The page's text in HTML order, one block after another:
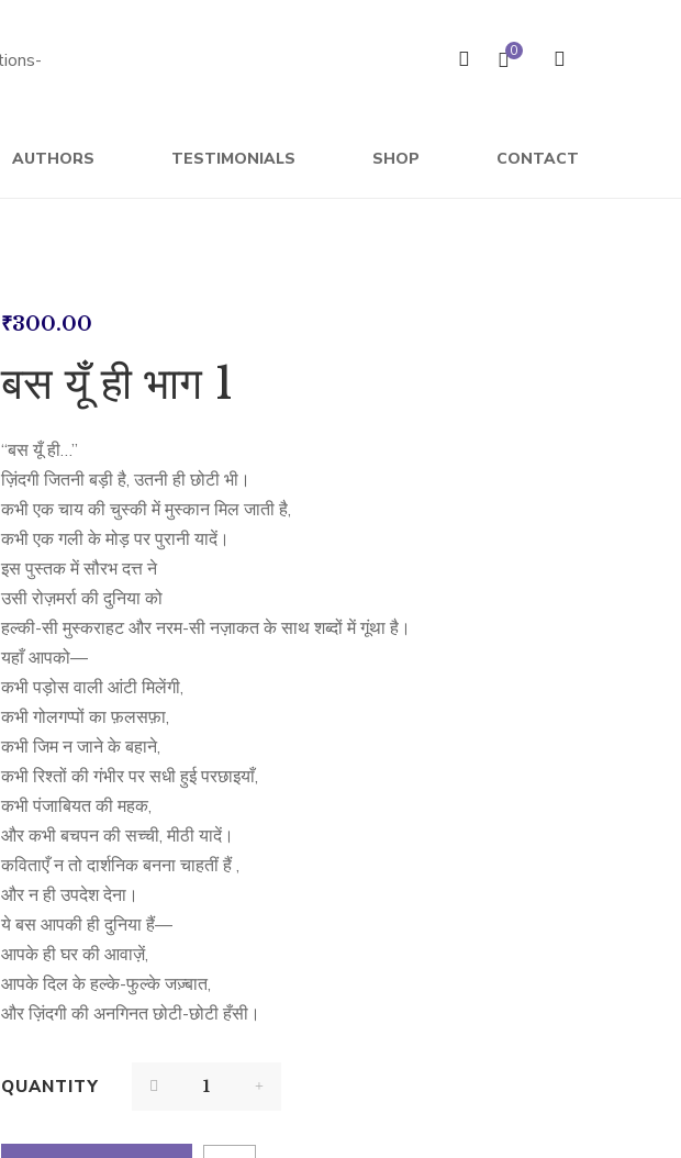
0
AUTHORS TESTIMONIALS SHOP CONTACT
₹300.00
बस यूँ ही भाग 1
“बस यूँ ही…”
ज़िंदगी जितनी बड़ी है, उतनी ही छोटी भी।
कभी एक चाय की चुस्की में मुस्कान मिल जाती है,
कभी एक गली के मोड़ पर पुरानी यादें।
इस पुस्तक में सौरभ दत्त ने
उसी रोज़मर्रा की दुनिया को
हल्की-सी मुस्कराहट और नरम-सी नज़ाकत के साथ शब्दों में गूंथा है।
यहाँ आपको—
कभी पड़ोस वाली आंटी मिलेंगी,
कभी गोलगप्पों का फ़लसफ़ा,
कभी जिम न जाने के बहाने,
कभी रिश्तों की गंभीर पर सधी हुई परछाइयाँ,
कभी पंजाबियत की महक,
और कभी बचपन की सच्ची, मीठी यादें।
कविताएँ न तो दार्शनिक बनना चाहतीं हैं ,
और न ही उपदेश देना।
ये बस आपकी ही दुनिया हैं—
आपके ही घर की आवाज़ें,
आपके दिल के हल्के-फुल्के जज़्बात,
और ज़िंदगी की अनगिनत छोटी-छोटी हँसी।
QUANTITY